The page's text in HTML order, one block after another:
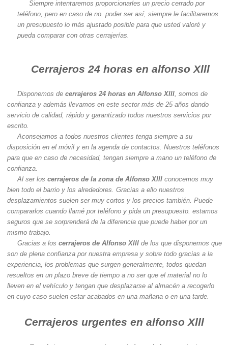
Siempre intentaremos proporcionarles un precio cerrado por
teléfono, pero en caso de no poder ser así, siempre le facilitaremos
un presupuesto lo más ajustado posible para que usted valoré y
pueda comparar con otras cerrajerías.
Cerrajeros 24 horas en alfonso Xlll
Disponemos de cerrajeros 24 horas en Alfonso Xlll , somos de
confianza y además llevamos en este sector más de 25 años dando
servicio de calidad, rápido y garantizado todos nuestros servicios por
escrito.
Aconsejamos a todos nuestros clientes tenga siempre a su
disposición en el móvil y en la agenda de contactos. Nuestros teléfonos
para que en caso de necesidad, tengan siempre a mano un teléfono de
confianza.
Al ser los cerrajeros de la zona de Alfonso Xlll conocemos muy
bien todo el barrio y los alrededores. Gracias a ello nuestros
desplazamientos suelen ser muy cortos y los precios también. Puede
compararlos cuando llamé por teléfono y pida un presupuesto. estamos
seguros que se sorprenderá de la diferencia que puede haber por un
mismo trabajo.
Gracias a los cerrajeros de Alfonso Xlll de los que disponemos que
son de plena confianza por nuestra empresa y sobre todo gracias a la
experiencia, los problemas que surgen generalmente, todos quedan
resueltos en un plazo breve de tiempo a no ser que el material no lo
lleven en el vehículo y tengan que desplazarse al almacén a recogerlo
en cuyo caso suelen estar acabados en una mañana o en una tarde.
Cerrajeros urgentes en alfonso Xlll